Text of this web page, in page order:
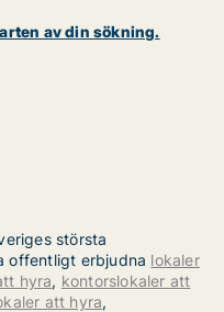
av din sökning.
största
offentligt erbjudna lokaler
hyra, kontorslokaler att
att hyra,